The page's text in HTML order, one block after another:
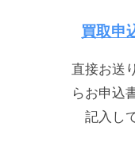
買取申
直接お送
らお申込
記入し